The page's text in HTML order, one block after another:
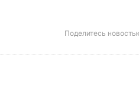
Поделитесь